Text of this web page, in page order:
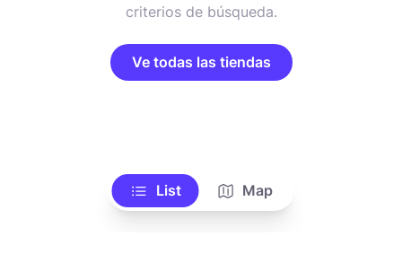
criterios de búsqueda.
Ve todas las tiendas
List Map